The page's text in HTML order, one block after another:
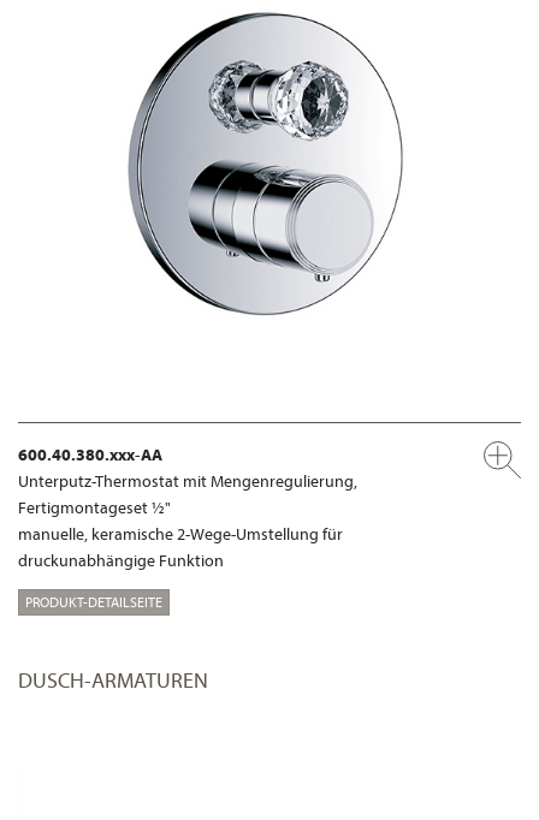
600.40.380.xxx-AA
Unterputz-Thermostat mit Mengenregulierung,
Fertigmontageset ½"
manuelle, keramische 2-Wege-Umstellung für
druckunabhängige Funktion
PRODUKT-DETAILSEITE
DUSCH-ARMATUREN